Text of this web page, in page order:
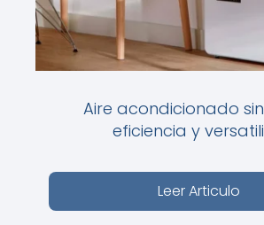
Aire acondicionado
eficiencia y
Leer Articulo